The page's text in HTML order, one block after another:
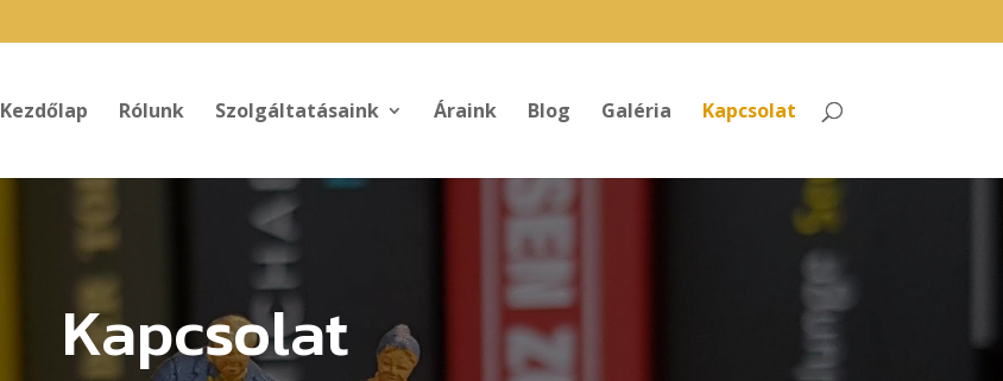
Kezdőlap Rólunk Szolgáltatásaink Áraink Blog Galéria Kapcsolat
Kapcsolat